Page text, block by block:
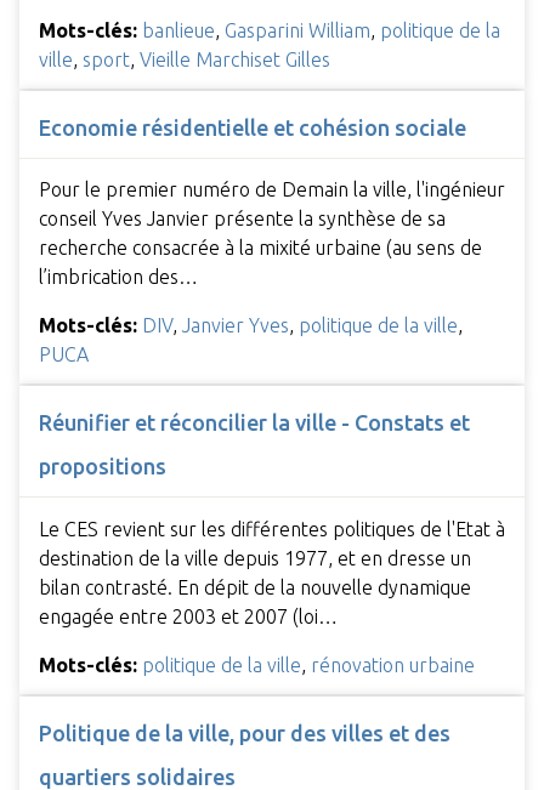
Mots-clés: banlieue, Gasparini William, politique de la
ville, sport, Vieille Marchiset Gilles
Economie résidentielle et cohésion sociale
Pour le premier numéro de Demain la ville, l'ingénieur
conseil Yves Janvier présente la synthèse de sa
recherche consacrée à la mixité urbaine (au sens de
l’imbrication des…
Mots-clés: DIV, Janvier Yves, politique de la ville,
PUCA
Réunifier et réconcilier la ville - Constats et
propositions
Le CES revient sur les différentes politiques de l'Etat à
destination de la ville depuis 1977, et en dresse un
bilan contrasté. En dépit de la nouvelle dynamique
engagée entre 2003 et 2007 (loi…
Mots-clés: politique de la ville rénovation urbaine
Politique de la ville, pour des villes et des
quartiers solidaires